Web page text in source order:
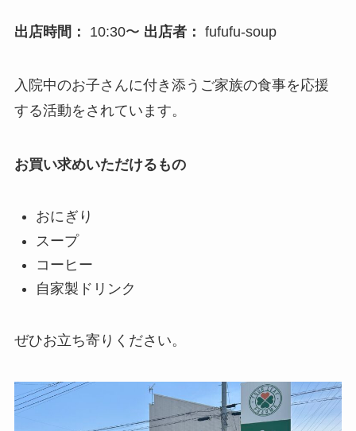
出店時間： 10:30〜 出店者： fufufu-soup
入院中のお子さんに付き添うご家族の食事を応援
する活動をされています。
お買い求めいただけるもの
おにぎり
スープ
コーヒー
自家製ドリンク
ぜひお立ち寄りください。